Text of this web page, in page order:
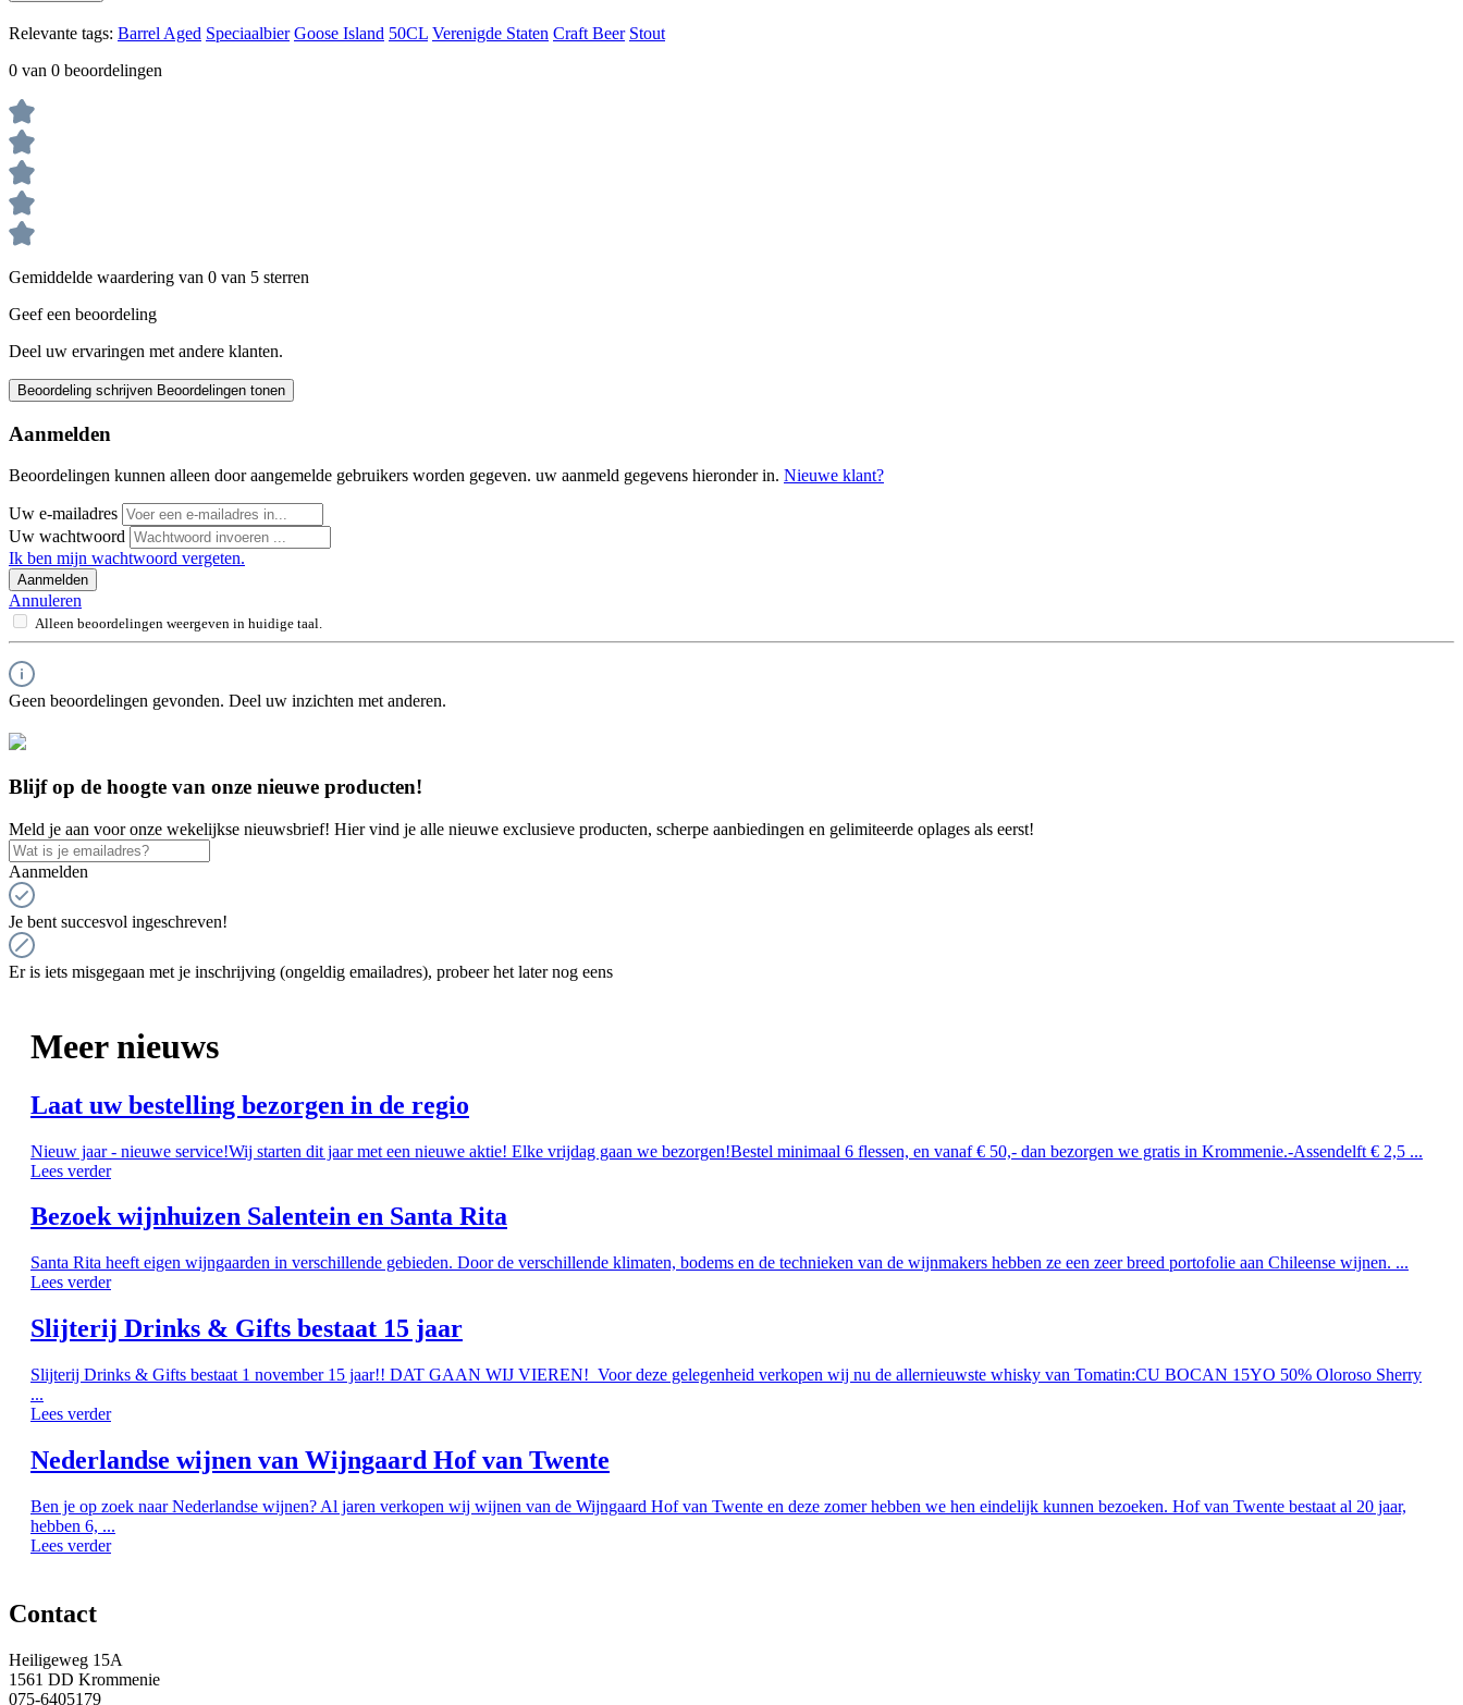
Relevante tags: Barrel Aged Speciaalbier Goose Island 50CL Verenigde Staten Craft Beer Stout
0 van 0 beoordelingen
Gemiddelde waardering van 0 van 5 sterren
Geef een beoordeling
Deel uw ervaringen met andere klanten.
Beoordeling schrijven Beoordelingen tonen
Aanmelden
Beoordelingen kunnen alleen door aangemelde gebruikers worden gegeven. uw aanmeld gegevens hieronder in. Nieuwe klant?
Uw e-mailadres
Uw wachtwoord
Ik ben mijn wachtwoord vergeten.
Aanmelden
Annuleren
Alleen beoordelingen weergeven in huidige taal.
Geen beoordelingen gevonden. Deel uw inzichten met anderen.
Blijf op de hoogte van onze nieuwe producten!
Meld je aan voor onze wekelijkse nieuwsbrief! Hier vind je alle nieuwe exclusieve producten, scherpe aanbiedingen en gelimiteerde oplages als eerst!
Aanmelden
Je bent succesvol ingeschreven!
Er is iets misgegaan met je inschrijving (ongeldig emailadres), probeer het later nog eens
Meer nieuws
Laat uw bestelling bezorgen in de regio
Nieuw jaar - nieuwe service!Wij starten dit jaar met een nieuwe aktie! Elke vrijdag gaan we bezorgen!Bestel minimaal 6 flessen, en vanaf € 50,- dan bezorgen we gratis in Krommenie.-Assendelft € 2,5 ...
Lees verder
Bezoek wijnhuizen Salentein en Santa Rita
Santa Rita heeft eigen wijngaarden in verschillende gebieden. Door de verschillende klimaten, bodems en de technieken van de wijnmakers hebben ze een zeer breed portofolie aan Chileense wijnen. ...
Lees verder
Slijterij Drinks & Gifts bestaat 15 jaar
Slijterij Drinks & Gifts bestaat 1 november 15 jaar!! DAT GAAN WIJ VIEREN! Voor deze gelegenheid verkopen wij nu de allernieuwste whisky van Tomatin:CU BOCAN 15YO 50% Oloroso Sherry
...
Lees verder
Nederlandse wijnen van Wijngaard Hof van Twente
Ben je op zoek naar Nederlandse wijnen? Al jaren verkopen wij wijnen van de Wijngaard Hof van Twente en deze zomer hebben we hen eindelijk kunnen bezoeken. Hof van Twente bestaat al 20 jaar,
hebben 6, ...
Lees verder
Contact
Heiligeweg 15A
1561 DD Krommenie
075-6405179